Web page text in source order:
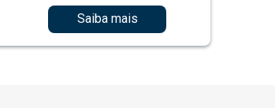
Saiba mais